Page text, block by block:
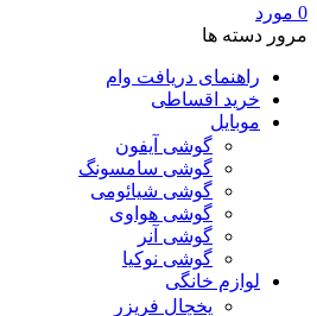
0 مورد
مرور دسته ها
راهنمای دریافت وام
خرید اقساطی
موبایل
گوشی آیفون
گوشی سامسونگ
گوشی شیائومی
گوشی هواوی
گوشی آنر
گوشی نوکیا
لوازم خانگی
یخچال فریزر